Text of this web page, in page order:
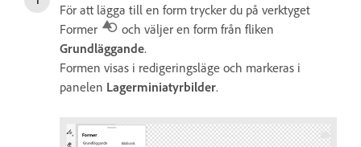
För att lägga till en form trycker du på verktyget
Former
och väljer en form från fliken
Grundläggande.
Formen visas i redigeringsläge och markeras i
panelen Lagerminiatyrbilder.